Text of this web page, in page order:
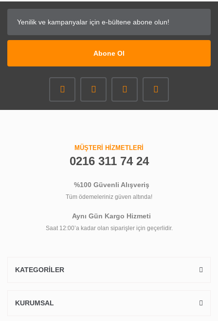
Abone Ol
MÜŞTERİ HİZMETLERİ
0216 311 74 24
%100 Güvenli Alışveriş
Tüm ödemeleriniz güven altında!
Aynı Gün Kargo Hizmeti
Saat 12:00’a kadar olan siparişler için geçerlidir.
KATEGORİLER
KURUMSAL